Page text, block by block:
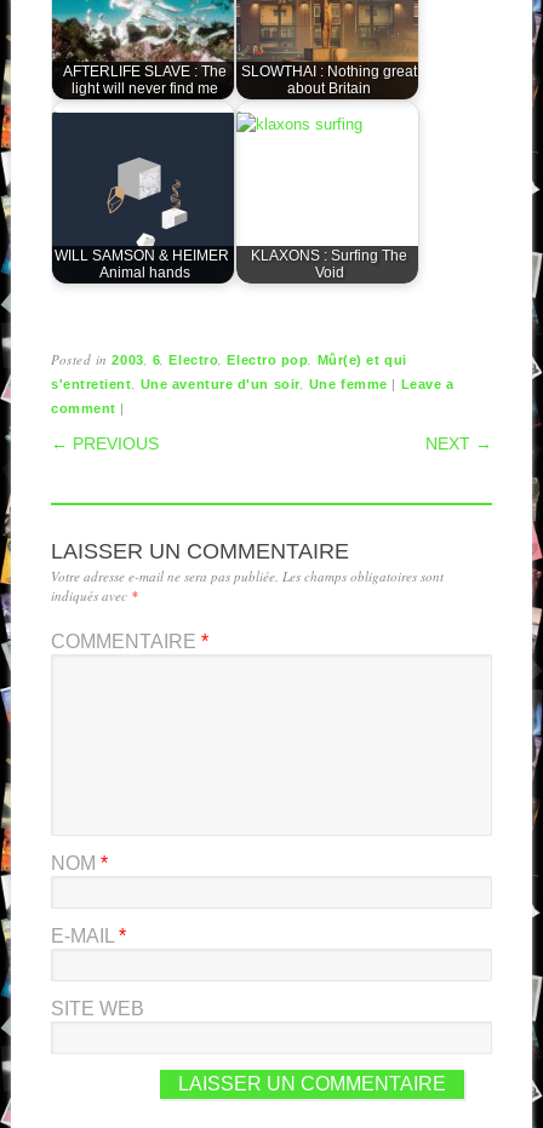
AFTERLIFE SLAVE : The
light will never find me
SLOWTHAI : Nothing great
about Britain
WILL SAMSON & HEIMER :
Animal hands
KLAXONS : Surfing The
Void
Posted in2003, 6,Electro,Electro pop, Mûr(e) et qui
s'entretient, Une aventure d'un soir, Une femme | Leave a
comment |
POST NAVIGATION
← PREVIOUS NEXT →
LAISSER UN COMMENTAIRE
Votre adresse e-mail ne sera pas publiée. Les champs obligatoires sont
indiqués avec *
COMMENTAIRE *
NOM *
E-MAIL *
SITE WEB